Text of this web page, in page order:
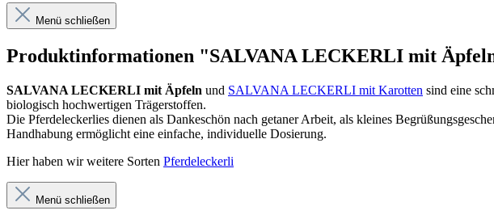
Menü schließen
Produktinformationen "SALVANA LECKERLI mit
SALVANA LECKERLI mit Äpfeln und SALVANA LECKERLI mit Karotten sind eine
biologisch hochwertigen Trägerstoffen.
Die Pferdeleckerlies dienen als Dankeschön nach getaner Arbeit, als kleines
Handhabung ermöglicht eine einfache, individuelle Dosierung.
Hier haben wir weitere Sorten Pferdeleckerli
Menü schließen